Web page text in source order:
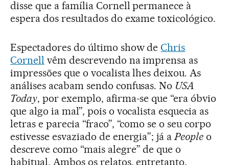
disse que a família Cornell permanece à
espera dos resultados do exame toxicológico.
Espectadores do último show deChris
Cornell vêm descrevendo na imprensa as
impressões que o vocalista lhes deixou. As
análises acabam sendo confusas. No USA
Today, por exemplo, afirma-se que “era óbvio
que algo ia mal”, pois o vocalista esquecia as
letras e parecia “fraco”, “como se o seu corpo
estivesse esvaziado de energia”; já aPeople o
descreve como “mais alegre” de que o
habitual. Ambos os relatos, entretanto,